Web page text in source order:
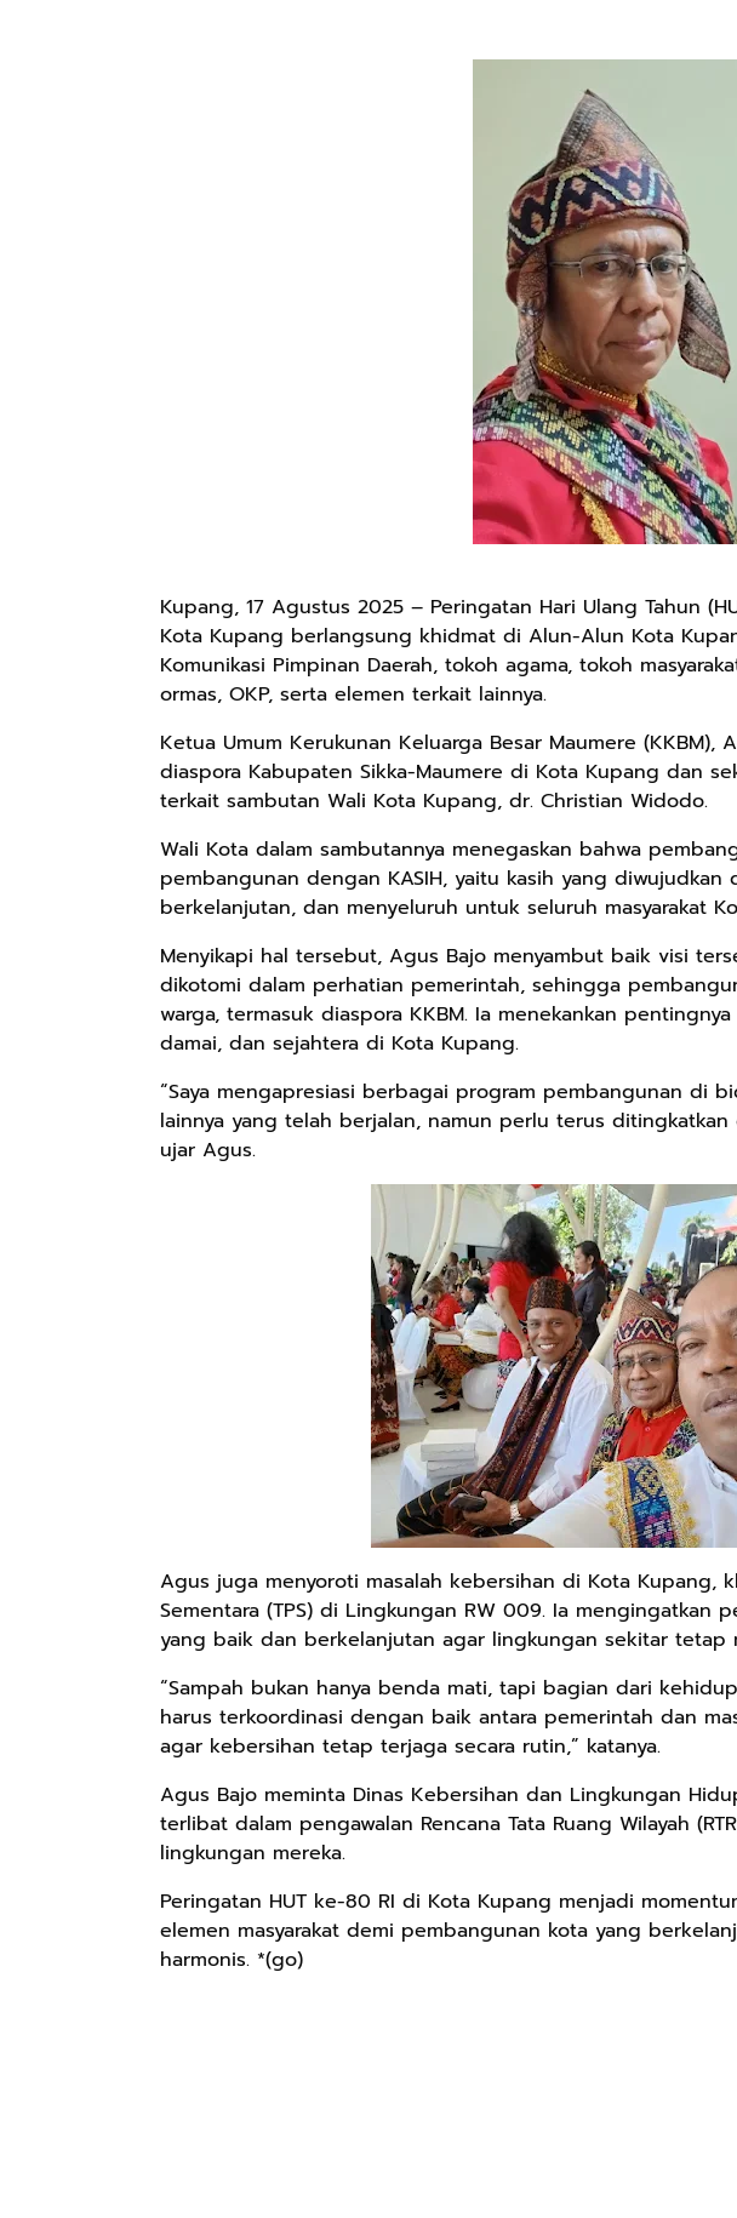
Kupang, 17 Agustus 2025 – Peringatan Hari Ulang Tahun
Kota Kupang berlangsung khidmat di Alun-Alun Kota
Komunikasi Pimpinan Daerah, tokoh agama, tokoh
ormas, OKP, serta elemen terkait lainnya.
Ketua Umum Kerukunan Keluarga Besar Maumere (KKBM),
diaspora Kabupaten Sikka-Maumere di Kota Kupang dan
terkait sambutan Wali Kota Kupang, dr. Christian Widodo.
Wali Kota dalam sambutannya menegaskan bahwa
pembangunan dengan KASIH, yaitu kasih yang diwujudkan
berkelanjutan, dan menyeluruh untuk seluruh masyarakat
Menyikapi hal tersebut, Agus Bajo menyambut baik visi
dikotomi dalam perhatian pemerintah, sehingga
warga, termasuk diaspora KKBM. Ia menekankan
damai, dan sejahtera di Kota Kupang.
“Saya mengapresiasi berbagai program pembangunan di
lainnya yang telah berjalan, namun perlu terus ditingkatkan
ujar Agus.
Agus juga menyoroti masalah kebersihan di Kota Kupang,
Sementara (TPS) di Lingkungan RW 009. Ia mengingatkan
yang baik dan berkelanjutan agar lingkungan sekitar tetap
“Sampah bukan hanya benda mati, tapi bagian dari
harus terkoordinasi dengan baik antara pemerintah dan
agar kebersihan tetap terjaga secara rutin,” katanya.
Agus Bajo meminta Dinas Kebersihan dan Lingkungan
terlibat dalam pengawalan Rencana Tata Ruang Wilayah
lingkungan mereka.
Peringatan HUT ke-80 RI di Kota Kupang menjadi
elemen masyarakat demi pembangunan kota yang
harmonis. *(go)